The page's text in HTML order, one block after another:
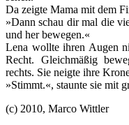
Da zeigte Mama mit dem
»Dann schau dir mal die
und her bewegen.«
Lena wollte ihren Augen
Recht. Gleichmäßig
rechts. Sie neigte ihre
»Stimmt.«, staunte sie mit
(c) 2010, Marco Wittler